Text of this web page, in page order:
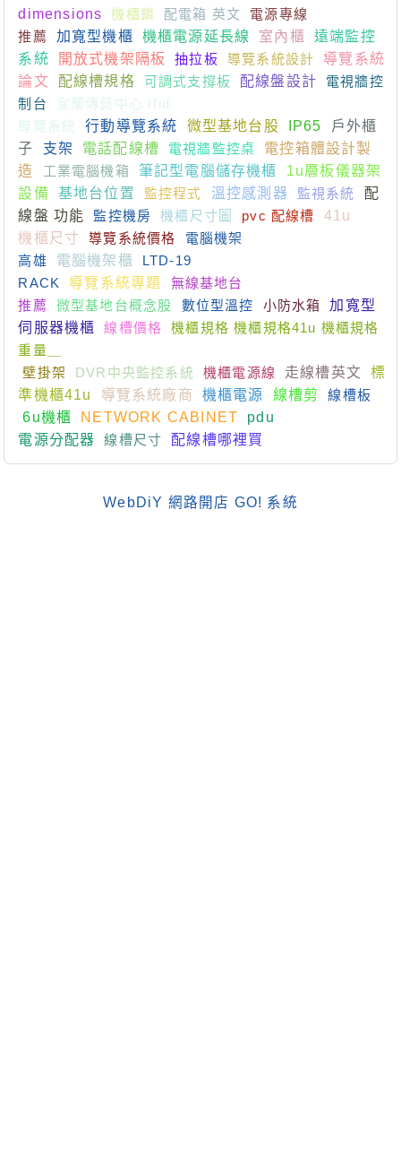
dimensions
機櫃鎖 配電箱 英文
電源專線
推薦
加寬型機櫃 機櫃電源延長線 室內櫃
遠端監控
系統
開放式機架隔板 抽拉板 導覽系統設計
導覽系統
論文
配線槽規格 可調式支撐板 配線盤設計
電視牆控
制台
宜蘭傳藝中心 rfid
導覽系統
行動導覽系統 微型基地台股 IP65
戶外櫃
子
支架 電話配線槽 電視牆監控桌
電控箱體設計製
造
工業電腦機箱 筆記型電腦儲存機櫃
1u層板儀器架
設備
基地台位置 監控程式 溫控感測器 監視系統
配
線盤 功能
監控機房 機櫃尺寸圖 pvc 配線槽
41u
機櫃尺寸
導覽系統價格
電腦機架
高雄
電腦機架櫃
LTD-19
RACK
導覽系統專題
無線基地台
推薦
微型基地台概念股 數位型溫控 小防水箱
加寬型
伺服器機櫃
線槽價格
機櫃規格 機櫃規格41u 機櫃規格
重量＿
壁掛架
DVR中央監控系統 機櫃電源線 走線槽英文
標
準機櫃41u
導覽系統廠商 機櫃電源 線槽剪
線槽板
6u機櫃
NETWORK CABINET
pdu
電源分配器
線槽尺寸 配線槽哪裡買
WebDiY 網路開店 GO! 系統